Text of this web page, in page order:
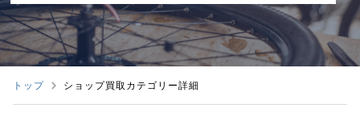
トップ ショップ買取カテゴリー詳細